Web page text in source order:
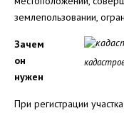
землепользовании,
Зачем
он
нужен
При регистрации